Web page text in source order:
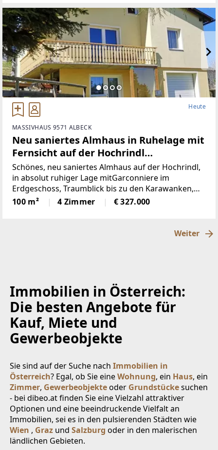
Heute
MASSIVHAUS 9571 ALBECK
Neu saniertes Almhaus in Ruhelage mit
Fernsicht auf der Hochrindl
(Provisionsfrei)
Schönes, neu saniertes Almhaus auf der Hochrindl,
in absolut ruhiger Lage mitGarconniere im
Erdgeschoss, Traumblick bis zu den Karawanken,
Sonnenlage, hierscheint den ganzen Tag die Sonne,
über der Nebelgrenze, in 1600m Seehöhegelegen,
100 m² 4 Zimmer € 327.000
Weiter
Immobilien in Österreich:
Die besten Angebote für
Kauf, Miete und
Gewerbeobjekte
Sie sind auf der Suche nach Immobilien in
Österreich? Egal, ob Sie eineWohnung, ein Haus, ein
Zimmer, Gewerbeobjekteoder Grundstückesuchen
- bei dibeo.at finden Sie eine Vielzahl attraktiver
Optionen und eine beeindruckende Vielfalt an
Immobilien, sei es in den pulsierenden Städten wie
Wien , Graz und Salzburg oder in den malerischen
ländlichen Gebieten.